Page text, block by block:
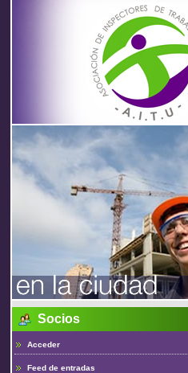
de
de
del
Socios
Acceder
Feed de entradas